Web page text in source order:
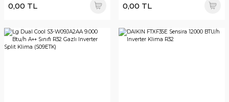
0,00 TL 0,00 TL